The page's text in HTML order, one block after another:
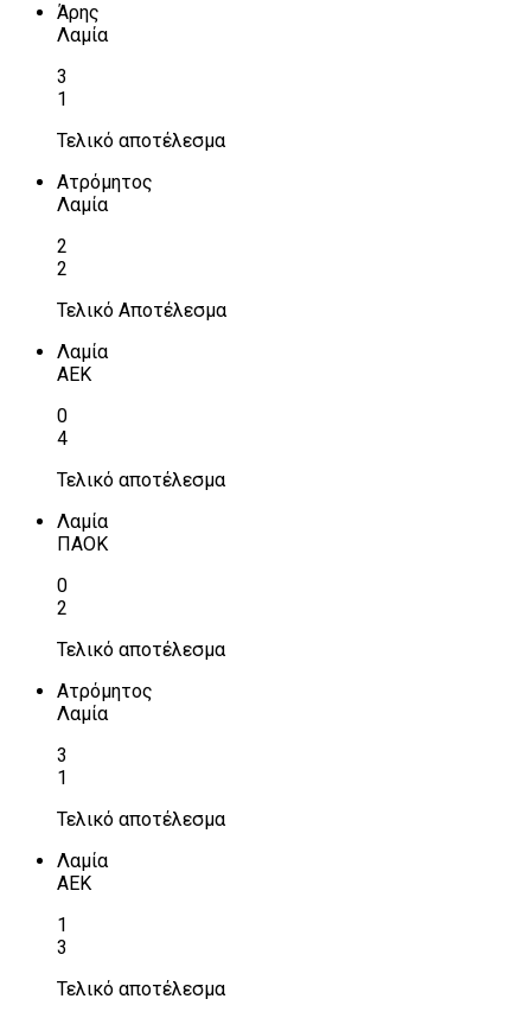
Άρης
Λαμία
3
1
Τελικό αποτέλεσμα
Ατρόμητος
Λαμία
2
2
Τελικό Αποτέλεσμα
Λαμία
ΑΕΚ
0
4
Τελικό αποτέλεσμα
Λαμία
ΠΑΟΚ
0
2
Τελικό αποτέλεσμα
Ατρόμητος
Λαμία
3
1
Τελικό αποτέλεσμα
Λαμία
ΑΕΚ
1
3
Τελικό αποτέλεσμα